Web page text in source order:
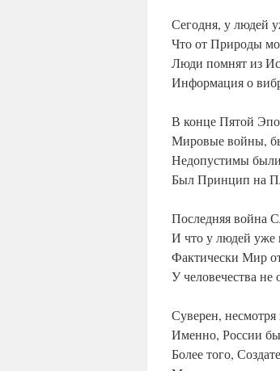
Сегодня, у людей
Что от Природы
Люди помнят из
Информация о
В конце Пятой
Мировые войны,
Недопустимы
Был Принцип на
Последняя война
И что у людей уже
Фактически Мир
У человечества не
Суверен,
Именно, России
Более того,